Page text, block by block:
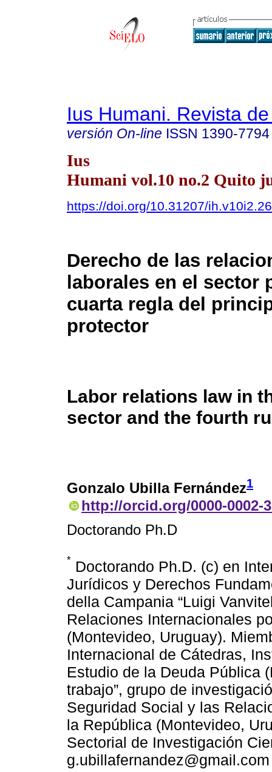
Ius Humani. Revista
versión On-line ISSN 1390-7794
Ius
Humani vol.10 no.2 Quito
https://doi.org/10.31207/
Derecho de las
laborales en el sector
cuarta regla del
protector
Labor relations law in
sector and the fourth
Gonzalo Ubilla Fernández1
http://orcid.org/0000-0002-
Doctorando Ph.D
* Doctorando Ph.D. (c) en
Jurídicos y Derechos
della Campania “Luigi
Relaciones Internacionales
(Montevideo, Uruguay).
Internacional de Cátedras,
Estudio de la Deuda Pública
trabajo”, grupo de
Seguridad Social y las
la República (Montevideo,
Sectorial de Investigación
g.ubillafernandez@gmail.com